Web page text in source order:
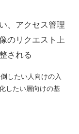
、アクセス管理
のリクエスト上
される
したい人向けの入
したい層向けの基